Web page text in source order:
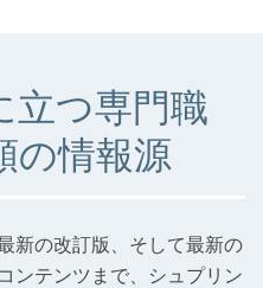
立つ専門職
の情報源
新の改訂版、そして最新の
ンテンツまで、シュプリン